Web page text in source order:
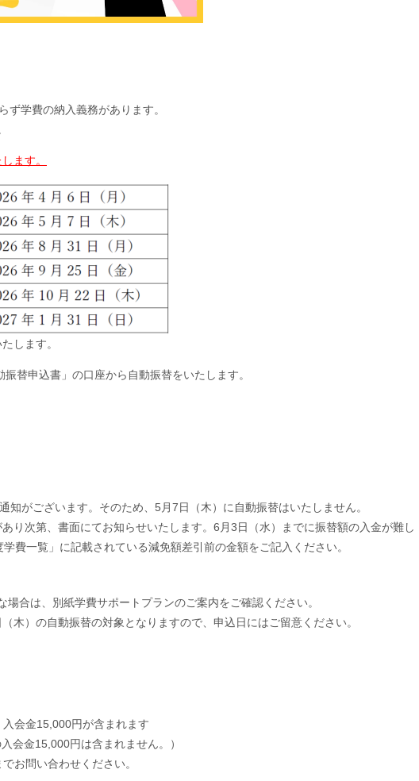
学費の納入義務があります。
ます。
します。
替申込書」の口座から自動振替をいたします。
がございます。そのため、5月7日（木）に自動振替はいたしません。
り次第、書面にてお知らせいたします。6月3日（水）までに振替額の入金が難し
費一覧」に記載されている減免額差引前の金額をご記入ください。
合は、別紙学費サポートプランのご案内をご確認ください。
）の自動振替の対象となりますので、申込日にはご留意ください。
会金15,000円が含まれます
会金15,000円は含まれません。）
お問い合わせください。